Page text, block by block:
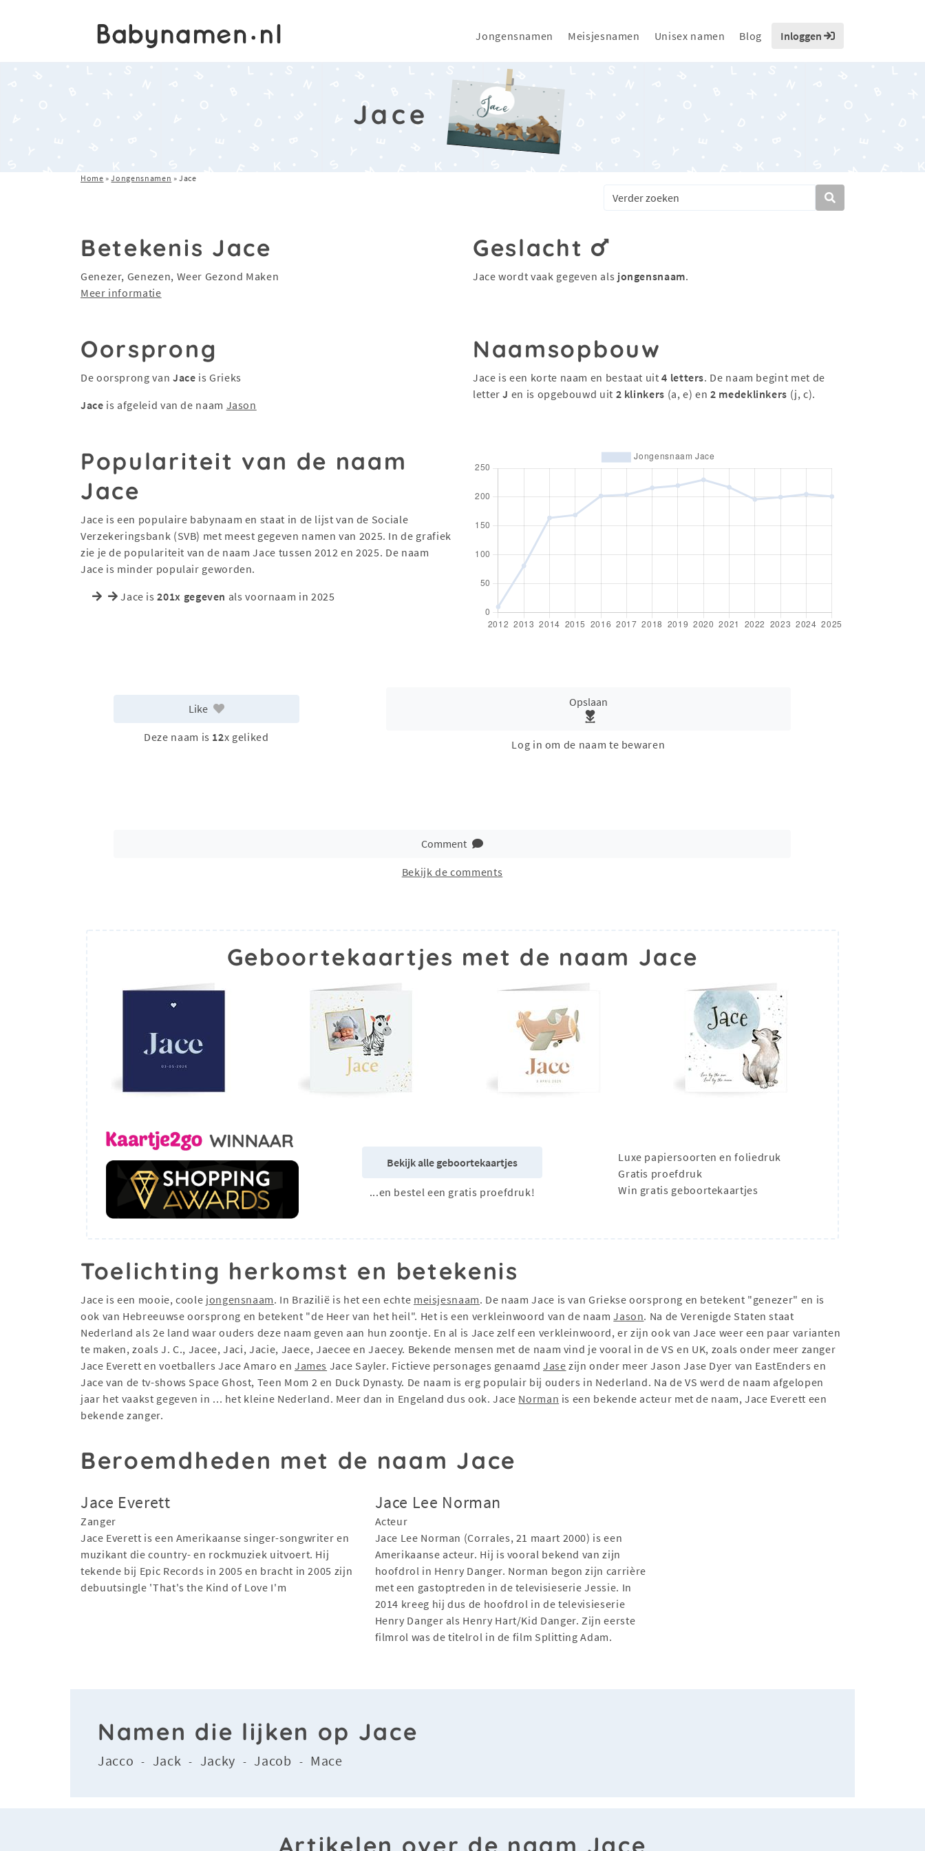
Jongensnamen Meisjesnamen Unisex namen Blog Inloggen
Jace
Home »Jongensnamen »Jace
Betekenis Jace
Genezer, Genezen, Weer Gezond Maken
Meer informatie
Geslacht
Jace wordt vaak gegeven als jongensnaam.
Oorsprong
De oorsprong van Jace is Grieks
Jace is afgeleid van de naam Jason
Naamsopbouw
Jace is een korte naam en bestaat uit4 letters. De naam begint met de
letterJ en is opgebouwd uit 2 klinkers (a, e) en2 medeklinkers (j, c).
Populariteit van de naam
Jace
Jace is een populaire babynaam en staat in de lijst van de Sociale
Verzekeringsbank (SVB) met meest gegeven namen van 2025. In de grafiek
zie je de populariteit van de naam Jace tussen 2012 en 2025. De naam
Jace is minder populair geworden.
Jace is201x gegeven als voornaam in 2025
Like
Deze naam is 12x geliked
Opslaan
Log in om de naam te bewaren
Comment
Bekijk de comments
Geboortekaartjes met de naam Jace
Bekijk alle geboortekaartjes
...en bestel een gratis proefdruk!
Luxe papiersoorten en foliedruk
Gratis proefdruk
Win gratis geboortekaartjes
Toelichting herkomst en betekenis
Jace is een mooie, coole jongensnaam. In Brazilië is het een echte meisjesnaam. De naam Jace is van Griekse oorsprong en betekent "genezer" en is
ook van Hebreeuwse oorsprong en betekent "de Heer van het heil". Het is een verkleinwoord van de naamJason. Na de Verenigde Staten staat
Nederland als 2e land waar ouders deze naam geven aan hun zoontje. En al is Jace zelf een verkleinwoord, er zijn ook van Jace weer een paar varianten
te maken, zoals J. C., Jacee, Jaci, Jacie, Jaece, Jaecee en Jaecey. Bekende mensen met de naam vind je vooral in de VS en UK, zoals onder meer zanger
Jace Everett en voetballers Jace Amaro en James Jace Sayler. Fictieve personages genaamd Jase zijn onder meer Jason Jase Dyer van EastEnders en
Jace van de tv-shows Space Ghost, Teen Mom 2 en Duck Dynasty. De naam is erg populair bij ouders in Nederland. Na de VS werd de naam afgelopen
jaar het vaakst gegeven in ... het kleine Nederland. Meer dan in Engeland dus ook. Jace Norman is een bekende acteur met de naam, Jace Everett een
bekende zanger.
Beroemdheden met de naam Jace
Jace Everett
Zanger
Jace Everett is een Amerikaanse singer-songwriter en
muzikant die country- en rockmuziek uitvoert. Hij
tekende bij Epic Records in 2005 en bracht in 2005 zijn
debuutsingle 'That's the Kind of Love I'm
Jace Lee Norman
Acteur
Jace Lee Norman (Corrales, 21 maart 2000) is een
Amerikaanse acteur. Hij is vooral bekend van zijn
hoofdrol in Henry Danger. Norman begon zijn carrière
met een gastoptreden in de televisieserie Jessie. In
2014 kreeg hij dus de hoofdrol in de televisieserie
Henry Danger als Henry Hart/Kid Danger. Zijn eerste
filmrol was de titelrol in de film Splitting Adam.
Namen die lijken op Jace
Jacco - Jack - Jacky - Jacob - Mace
Artikelen over de naam Jace